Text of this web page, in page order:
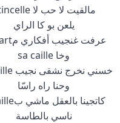
مالقيت لا حب لا etincelle
يلعن بو كا الراي
عرفت غنجيب أفكاري مdepart
وخا sa caille
خسني نخرج نشقى نجيب la maille
وحنا راه راسّا
كاتجينا بالعقل ماشي بla taille
ناسي بالطاسة